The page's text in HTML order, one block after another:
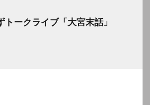
トークライブ「大宮末話」